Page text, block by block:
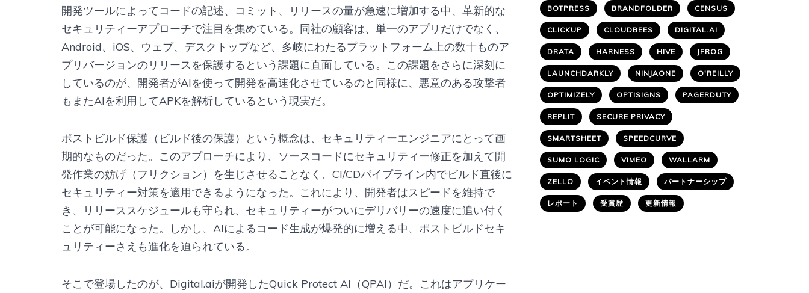
開発ツールによってコードの記述、コミット、リリースの量が急速に増加する中、革新的な
セキュリティーアプローチで注目を集めている。同社の顧客は、単一のアプリだけでなく、
Android、iOS、ウェブ、デスクトップなど、多岐にわたるプラットフォーム上の数十ものア
プリバージョンのリリースを保護するという課題に直面している。この課題をさらに深刻に
しているのが、開発者がAIを使って開発を高速化させているのと同様に、悪意のある攻撃者
もまたAIを利用してAPKを解析しているという現実だ。
ポストビルド保護（ビルド後の保護）という概念は、セキュリティーエンジニアにとって画
期的なものだった。このアプローチにより、ソースコードにセキュリティー修正を加えて開
発作業の妨げ（フリクション）を生じさせることなく、CI/CDパイプライン内でビルド直後に
セキュリティー対策を適用できるようになった。これにより、開発者はスピードを維持で
き、リリーススケジュールも守られ、セキュリティーがついにデリバリーの速度に追い付く
ことが可能になった。しかし、AIによるコード生成が爆発的に増える中、ポストビルドセキ
ュリティーさえも進化を迫られている。
そこで登場したのが、Digital.aiが開発したQuick Protect AI（QPAI）だ。これはアプリケー
BOTPRESS BRANDFOLDER CENSUS
CLICKUP CLOUDBEES DIGITAL.AI
DRATA HARNESS HIVE JFROG
LAUNCHDARKLY NINJAONE O'REILLY
OPTIMIZELY OPTISIGNS PAGERDUTY
REPLIT SECURE PRIVACY
SMARTSHEET SPEEDCURVE
SUMO LOGIC VIMEO WALLARM
ZELLO イベント情報 パートナーシップ
レポート 受賞歴 更新情報